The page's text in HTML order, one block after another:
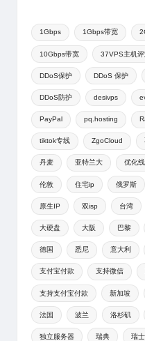
1Gbps 1Gbps带宽
10Gbps带宽 37VPS主机评
DDoS保护 DDoS 保护
DDoS防护 desivps
PayPal pq.hosting
tiktok专线 ZgoCloud
丹麦 亚特兰大 优化
伦敦 住宅ip 俄罗斯
原生IP 双isp 台湾
大硬盘 大阪 巴黎
德国 悉尼 意大利
支付宝付款 支持微信
支持支付宝付款 新加坡
法国 波兰 洛杉矶
独立服务器 瑞典 瑞士